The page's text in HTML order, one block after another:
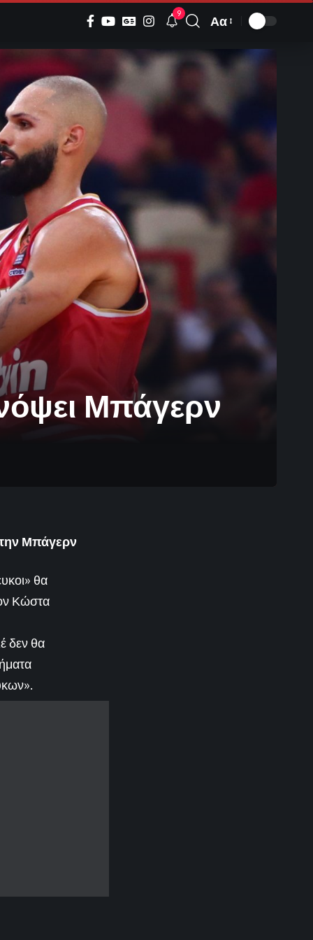
9
Font
Resizer
Αα
Μπάγερν
Μπάγερν
θα
Κώστα
δεν θα